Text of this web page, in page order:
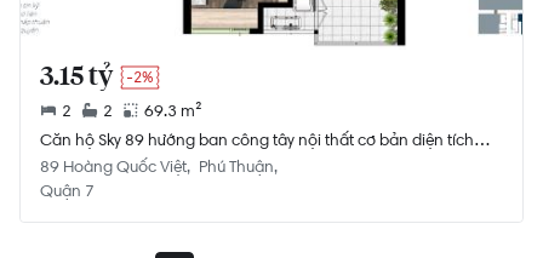
3.15 tỷ -2%
2 2
69.3 m²
Căn hộ Sky 89 hướng ban công tây nội thất cơ bản diện tích
69.3m²
89 Hoàng Quốc Việt
Phú Thuận
Quận 7